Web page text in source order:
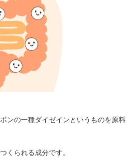
ンの一種ダイゼインというものを原料
くられる成分です。